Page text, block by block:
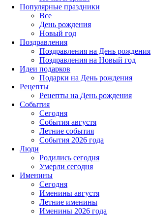
Популярные праздники
Все
День рождения
Новый год
Поздравления
Поздравления на День рождения
Поздравления на Новый год
Идеи подарков
Подарки на День рождения
Рецепты
Рецепты на День рождения
События
Cегодня
События августя
Летние события
События 2026 года
Люди
Родились сегодня
Умерли сегодня
Именины
Cегодня
Именины августя
Летние именины
Именины 2026 года